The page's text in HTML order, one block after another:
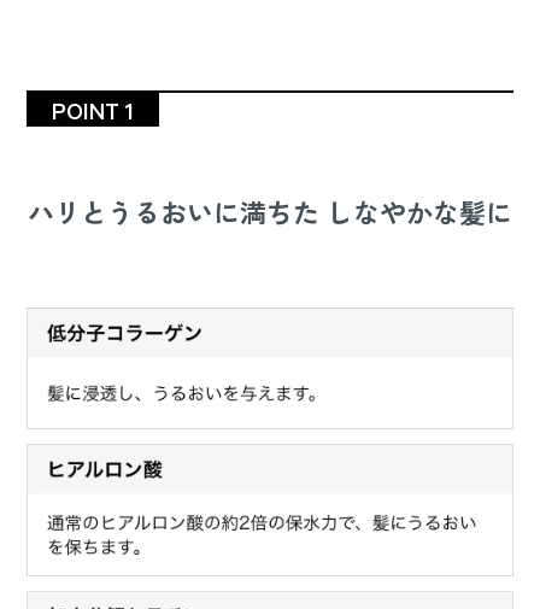
POINT 1
ハリとうるおいに満ちた しなやかな髪に